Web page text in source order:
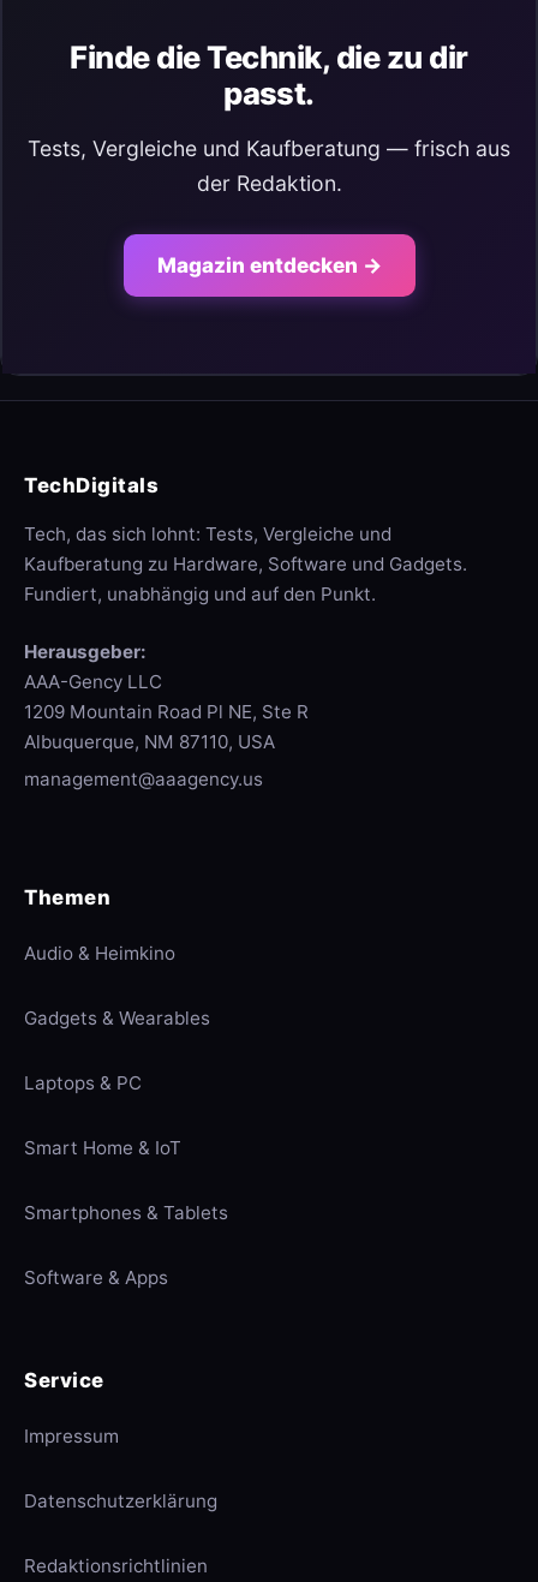
Finde die Technik, die zu dir
passt.
Tests, Vergleiche und Kaufberatung — frisch aus
der Redaktion.
Magazin entdecken →
TechDigitals
Tech, das sich lohnt: Tests, Vergleiche und
Kaufberatung zu Hardware, Software und Gadgets.
Fundiert, unabhängig und auf den Punkt.
Herausgeber:
AAA-Gency LLC
1209 Mountain Road Pl NE, Ste R
Albuquerque, NM 87110, USA
management@aaagency.us
Themen
Audio & Heimkino
Gadgets & Wearables
Laptops & PC
Smart Home & IoT
Smartphones & Tablets
Software & Apps
Service
Impressum
Datenschutzerklärung
Redaktionsrichtlinien